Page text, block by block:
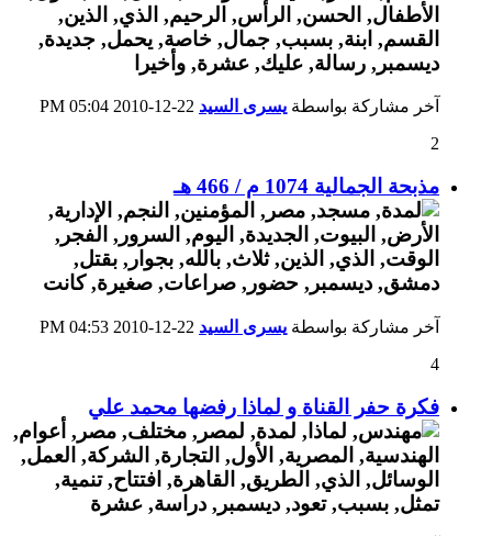
آخر مشاركة بواسطة يسرى السيد
05:04 PM
2
مذبحة الجمالية 1074 م / 466 هـ
آخر مشاركة بواسطة يسرى السيد
04:53 PM
4
فكرة حفر القناة و لماذا رفضها محمد علي